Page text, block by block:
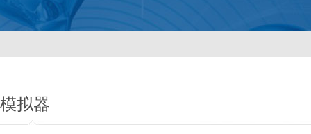
模拟器